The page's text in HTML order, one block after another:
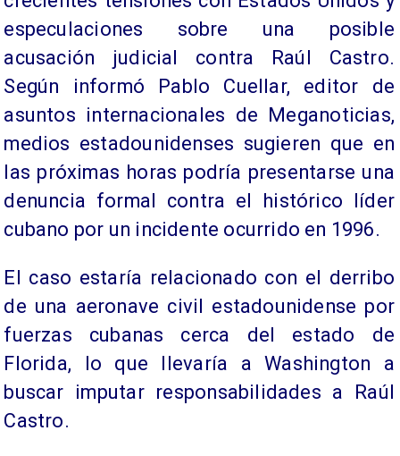
especulaciones sobre una posible
acusación judicial contra Raúl Castro.
Según informó Pablo Cuellar, editor de
asuntos internacionales de Meganoticias,
medios estadounidenses sugieren que en
las próximas horas podría presentarse una
denuncia formal contra el histórico líder
cubano por un incidente ocurrido en 1996.
El caso estaría relacionado con el derribo
de una aeronave civil estadounidense por
fuerzas cubanas cerca del estado de
Florida, lo que llevaría a Washington a
buscar imputar responsabilidades a Raúl
Castro.